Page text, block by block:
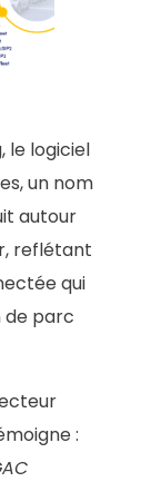
le logiciel
un nom
autour
reflétant
qui
de parc
: